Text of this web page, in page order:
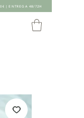
| ENTREGA 48/72H